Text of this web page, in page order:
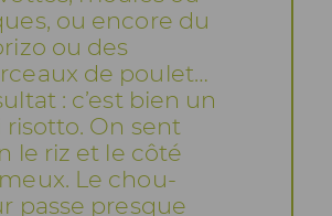
ou encore du
ou des
de poulet…
: c’est bien un
risotto. On sent
le riz et le côté
Le chou-
passe presque